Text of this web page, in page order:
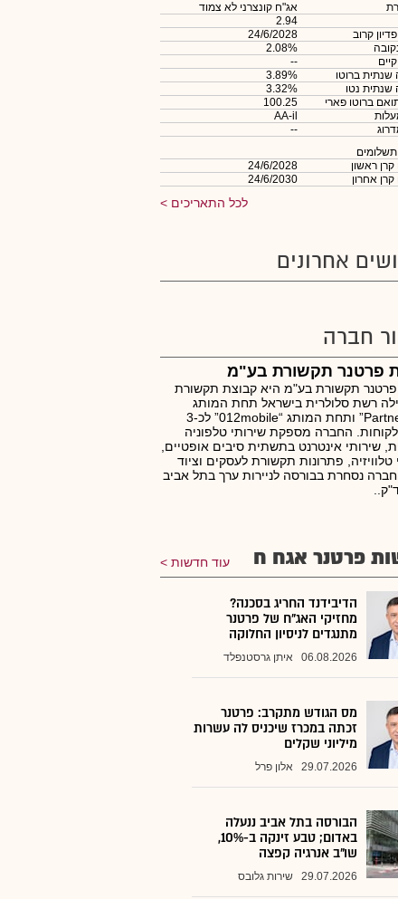
אג"ח קונצרני לא צמוד
2.94
קרוב
24/6/2028
2.08%
--
ברוטו
3.89%
נטו
3.32%
ברוטו פארי
100.25
AA-il
--
ראשון
24/6/2028
אחרון
24/6/2030
לכל התאריכים
אחרונים
חברה
פרטנר תקשורת בע"מ
תקשורת בע"מ היא קבוצת תקשורת
רשת סלולרית בישראל תחת המותג
“Partner 5G” ותחת המותג “012mobile” לכ-3
לקוחות. החברה מספקת שירותי טלפוניה
שירותי אינטרנט בתשתית סיבים אופטיים,
טלוויזיה, פתרונות תקשורת לעסקים וציוד
נסחרת בבורסה לניירות ערך בתל אביב
פרטנר אגח ח עוד חדשות
הדיבידנד החריג בסכנה?
מחזיקי האג"ח של פרטנר
מתנגדים לניסיון החלוקה
06.08.2026 איתן גרסטנפלד
מס הגודש מתקרב: פרטנר
זכתה במכרז שיכניס לה עשרות
מיליוני שקלים
29.07.2026 אלון פרל
הבורסה בתל אביב ננעלה
באדום; טבע זינקה ב-10%,
שו"ב אנרגיה קפצה
29.07.2026 שירות גלובס